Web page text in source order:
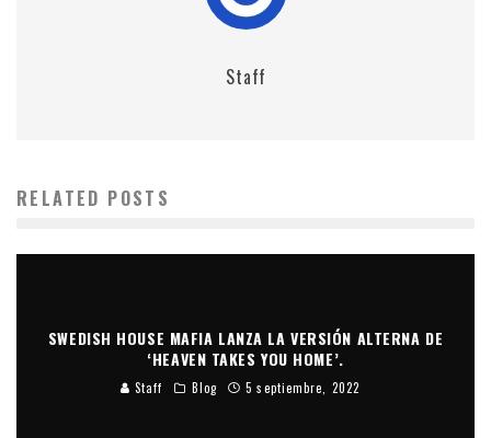
Staff
RELATED POSTS
SWEDISH HOUSE MAFIA LANZA LA VERSIÓN ALTERNA DE
‘HEAVEN TAKES YOU HOME’.
Staff Blog 5 septiembre, 2022